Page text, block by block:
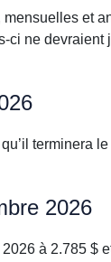
et
ne
terminera
2026
à 2.785 $